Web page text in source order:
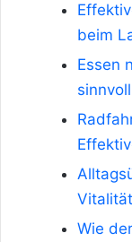
beim
Essen
Wie